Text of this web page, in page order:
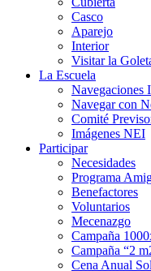
Casco
Aparejo
Interior
Visitar la
La Escuela
Navegaciones
Navegar con
Comité
Imágenes NEI
Participar
Necesidades
Programa
Benefactores
Voluntarios
Mecenazgo
Campaña
Campaña “2
Cena Anual